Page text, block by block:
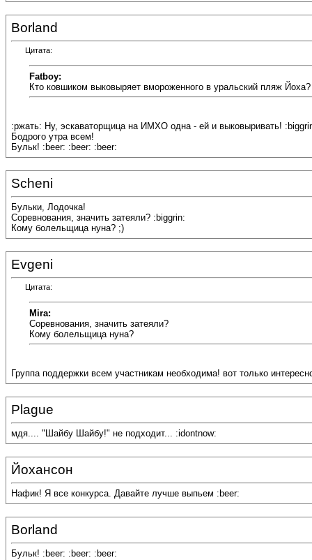
Borland
Цитата:
Fatboy:
Кто ковшиком выковыряет вмороженного в уральский пляж Йоха?
:ржать: Ну, эскаваторщица на ИМХО одна - ей и выковыривать!
Бодрого утра всем!
Бульк! :beer: :beer: :beer:
Scheni
Бульки, Лодочка!
Соревнования, значить затеяли? :biggrin:
Кому болельщица нуна? ;)
Evgeni
Цитата:
Mira:
Соревнования, значить затеяли?
Кому болельщица нуна?
Группа поддержки всем участникам необходима! вот только
Plague
мдя.... "Шайбу Шайбу!" не подходит... :idontnow:
Йохансон
Нафик! Я все конкурса. Давайте лучше выпьем :beer:
Borland
Бульк! :beer: :beer: :beer: